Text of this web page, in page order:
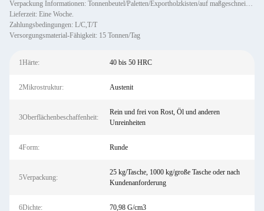
Verpackung Informationen: Tonnenbeutel/Paletten/Exportholzkisten/auf maßgeschneiderte Ware
Lieferzeit: Eine Woche.
Zahlungsbedingungen: L/C,T/T
Versorgungsmaterial-Fähigkeit: 15 Tonnen/Tag
1Härte: 40 bis 50 HRC
2Mikrostruktur: Austenit
3Oberflächenbeschaffenheit:
Rein und frei von Rost, Öl und anderen
Unreinheiten
4Form: Runde
5Verpackung:
25 kg/Tasche, 1000 kg/große Tasche oder nach
Kundenanforderung
6Dichte: 70,98 G/cm3